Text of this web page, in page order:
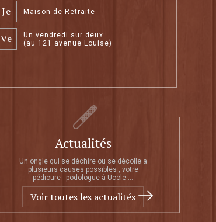
Je Maison de Retraite
Ve
Un vendredi sur deux
(au 121 avenue Louise)
Actualités
Un ongle qui se déchire ou se décolle a
plusieurs causes possibles , votre
pédicure - podologue à Uccle ...
Voir toutes les actualités